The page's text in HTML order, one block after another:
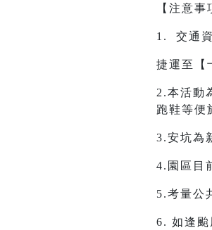
【注意事
1. 交通
捷運至【
2.本活動
跑鞋等便
3.安坑為
4.園區目
5.考量公
6. 如逢颱